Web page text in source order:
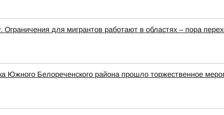
Ограничения для мигрантов работают в областях – пора
Южного Белореченского района прошло торжественное